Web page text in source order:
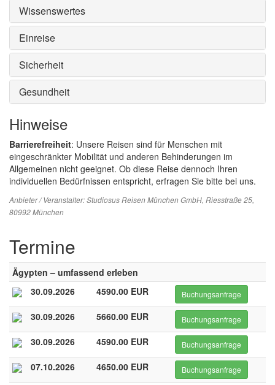
Wissenswertes
Einreise
Sicherheit
Gesundheit
Hinweise
Barrierefreiheit: Unsere Reisen sind für Menschen mit
eingeschränkter Mobilität und anderen Behinderungen im
Allgemeinen nicht geeignet. Ob diese Reise dennoch Ihren
individuellen Bedürfnissen entspricht, erfragen Sie bitte bei uns.
Anbieter / Veranstalter:Studiosus Reisen München GmbH, Riesstraße 25,
80992 München
Termine
Ägypten – umfassend erleben
30.09.2026
4590.00 EUR Buchungsanfrage
30.09.2026 5660.00 EUR Buchungsanfrage
30.09.2026 4590.00 EUR Buchungsanfrage
07.10.2026 4650.00 EUR Buchungsanfrage